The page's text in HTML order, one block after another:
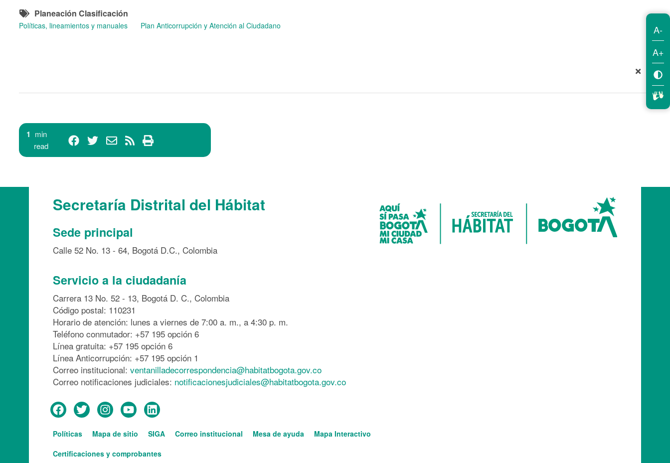
Planeación Clasificación
Políticas, lineamientos y manuales Plan Anticorrupción y Atención al Ciudadano
1 min
read
Secretaría Distrital del Hábitat
Sede principal
Calle 52 No. 13 - 64, Bogotá D.C., Colombia
Servicio a la ciudadanía
Carrera 13 No. 52 - 13, Bogotá D. C., Colombia
Código postal: 110231
Horario de atención: lunes a viernes de 7:00 a. m., a 4:30 p. m.
Teléfono conmutador: +57 195 opción 6
Línea gratuita: +57 195 opción 6
Línea Anticorrupción: +57 195 opción 1
Correo institucional:ventanilladecorrespondencia@habitatbogota.gov.co
Correo notificaciones judiciales: notificacionesjudiciales@habitatbogota.gov.co
Menú
pie
Políticas Mapa de sitio SIGA Correo institucional Mesa de ayuda Mapa Interactivo
Services
Certificaciones y comprobantes
A-
A+